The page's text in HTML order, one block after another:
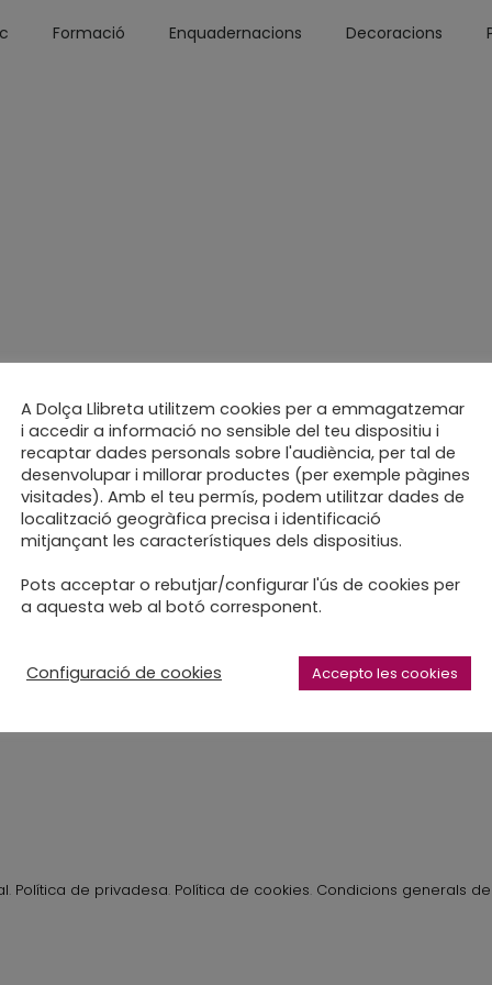
Formació Enquadernacions Decoracions
de la tarda és el regal
. Política de privadesa. Política de cookies. Condicions generals
A Dolça Llibreta utilitzem cookies per a emmagatzemar
i accedir a informació no sensible del teu dispositiu i
recaptar dades personals sobre l'audiència, per tal de
desenvolupar i millorar productes (per exemple pàgines
visitades). Amb el teu permís, podem utilitzar dades de
localització geogràfica precisa i identificació
mitjançant les característiques dels dispositius.
Pots acceptar o rebutjar/configurar l'ús de cookies per
a aquesta web al botó corresponent.
Configuració de cookies Accepto les cookies